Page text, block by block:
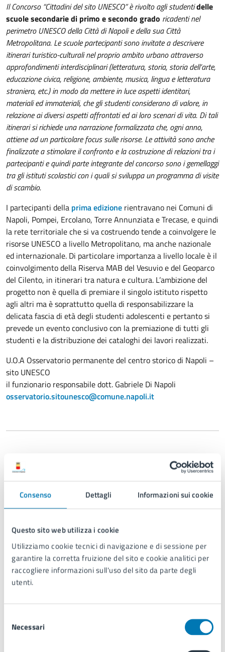
Consenso Dettagli Informazioni sui cookie
Questo sito web utilizza i cookie
Utilizziamo cookie tecnici di navigazione e di sessione per
garantire la corretta fruizione del sito e cookie analitici per
raccogliere informazioni sull'uso del sito da parte degli
utenti.
delNecessari
Il Concorso “Cittadini del sito UNESCO” è rivolto agli studentidelle
scuole secondarie di primo e secondo grado ricadenti nel
perimetro UNESCO della Città di Napoli e della sua Città
Metropolitana. Le scuole partecipanti sono invitate a descrivere
itinerari turistico-culturali nel proprio ambito urbano attraverso
approfondimenti interdisciplinari (letteratura, storia, storia dell’arte,
educazione civica, religione, ambiente, musica, lingua e letteratura
straniera, etc.) in modo da mettere in luce aspetti identitari,
materiali ed immateriali, che gli studenti considerano di valore, in
relazione ai diversi aspetti affrontati ed ai loro scenari di vita. Di tali
itinerari si richiede una narrazione formalizzata che, ogni anno,
attiene ad un particolare focus sulle risorse. Le attività sono anche
finalizzate a stimolare il confronto e la costruzione di relazioni tra i
partecipanti e quindi parte integrante del concorso sono i gemellaggi
tra gli istituti scolastici con i quali si sviluppa un programma di visite
discambio.
I partecipanti della prima edizione rientravano nei Comuni di
Napoli, Pompei, Ercolano, Torre Annunziata e Trecase, e quindi
la rete territoriale che si va costruendo tende a coinvolgere le
risorse UNESCO a livello Metropolitano, ma anche nazionale
ed internazionale. Di particolare importanza a livello locale è il
coinvolgimento della Riserva MAB del Vesuvio e del Geoparco
del Cilento, in itinerari tra natura e cultura. L’ambizione del
progetto non è quella di premiare il singolo istituto rispetto
agli altri ma è soprattutto quella di responsabilizzare la
delicata fascia di età degli studenti adolescenti e pertanto si
prevede un evento conclusivo con la premiazione di tutti gli
studenti e la distribuzione dei cataloghi dei lavori realizzati.
U.O.A Osservatorio permanente del centro storico di Napoli –
sito UNESCO
il funzionario responsabile dott. Gabriele Di Napoli
osservatorio.sitounesco@comune.napoli.it
Prima edizione 2015 – 2016
Terza edizione 2018